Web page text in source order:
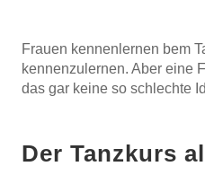
Frauen kennenlernen bem
kennenzulernen. Aber eine
das gar keine so schlechte
Der Tanzkurs